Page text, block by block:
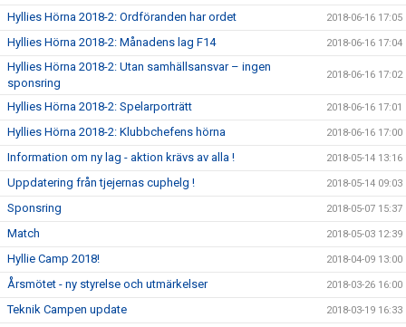
Hyllies Hörna 2018-2: Ordföranden har ordet 2018-06-16 17:05
Hyllies Hörna 2018-2: Månadens lag F14 2018-06-16 17:04
Hyllies Hörna 2018-2: Utan samhällsansvar – ingen
sponsring
2018-06-16 17:02
Hyllies Hörna 2018-2: Spelarporträtt 2018-06-16 17:01
Hyllies Hörna 2018-2: Klubbchefens hörna 2018-06-16 17:00
Information om ny lag - aktion krävs av alla ! 2018-05-14 13:16
Uppdatering från tjejernas cuphelg ! 2018-05-14 09:03
Sponsring 2018-05-07 15:37
Match 2018-05-03 12:39
Hyllie Camp 2018! 2018-04-09 13:00
Årsmötet - ny styrelse och utmärkelser 2018-03-26 16:00
Teknik Campen update 2018-03-19 16:33